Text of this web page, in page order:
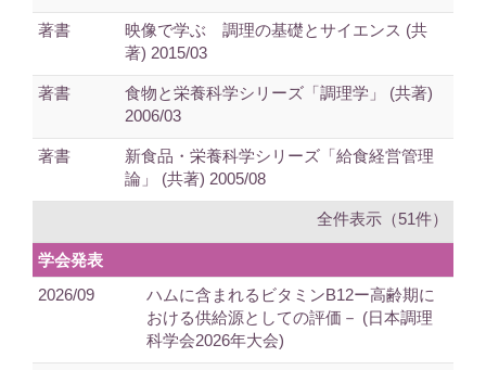
著書
映像で学ぶ 調理の基礎とサイエンス (共
著) 2015/03
著書
食物と栄養科学シリーズ「調理学」 (共著)
2006/03
著書
新食品・栄養科学シリーズ「給食経営管理
論」 (共著) 2005/08
全件表示（51件）
学会発表
2026/09
ハムに含まれるビタミンB12ー高齢期に
おける供給源としての評価－ (日本調理
科学会2026年大会)